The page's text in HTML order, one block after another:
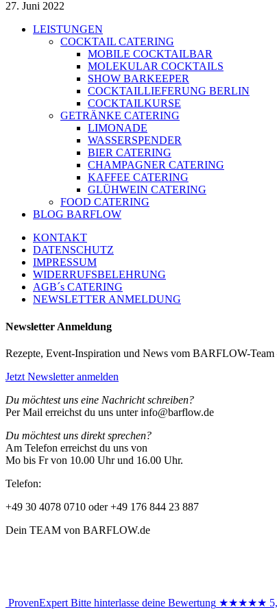
27. Juni 2022
LEISTUNGEN
COCKTAIL CATERING
MOBILE COCKTAILBAR
MOLEKULAR COCKTAILS
SHOW BARKEEPER
COCKTAILLIEFERUNG BERLIN
COCKTAILKURSE
GETRÄNKE CATERING
LIMONADE
WASSERSPENDER
BIER CATERING
CHAMPAGNER CATERING
KAFFEE CATERING
GLÜHWEIN CATERING
FOOD CATERING
BLOG BARFLOW
KONTAKT
DATENSCHUTZ
IMPRESSUM
WIDERRUFSBELEHRUNG
AGB´s CATERING
NEWSLETTER ANMELDUNG
Newsletter Anmeldung
Rezepte, Event-Inspiration und News vom BARFLOW-
Jetzt Newsletter anmelden
Du möchtest uns eine Nachricht schreiben?
Per Mail erreichst du uns unter info@barflow.de
Du möchtest uns direkt sprechen?
Am Telefon erreichst du uns von
Mo bis Fr von 10.00 Uhr und 16.00 Uhr.
Telefon:
+49 30 4078 0710 oder +49 176 844 23 887
Dein TEAM von BARFLOW.de
ProvenExpert Bitte hinterlasse deine Bewertung ★★★★★